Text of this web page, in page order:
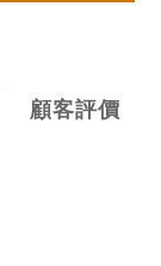
顧客評價